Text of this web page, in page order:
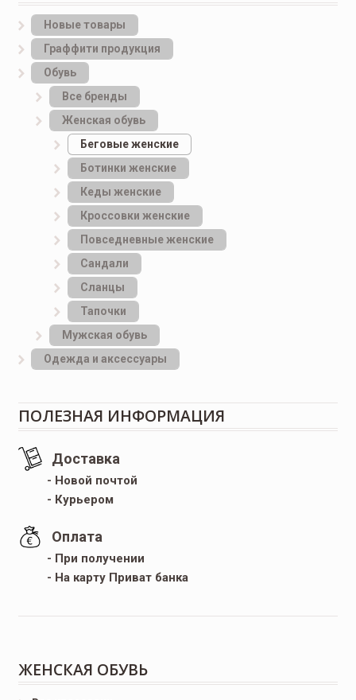
Новые товары
Граффити продукция
Обувь
Все бренды
Женская обувь
Беговые женские
Ботинки женские
Кеды женские
Кроссовки женские
Повседневные женские
Сандали
Сланцы
Тапочки
Мужская обувь
Одежда и аксессуары
ПОЛЕЗНАЯ ИНФОРМАЦИЯ
Доставка
- Новой почтой
- Курьером
Оплата
- При получении
- На карту Приват банка
ЖЕНСКАЯ ОБУВЬ